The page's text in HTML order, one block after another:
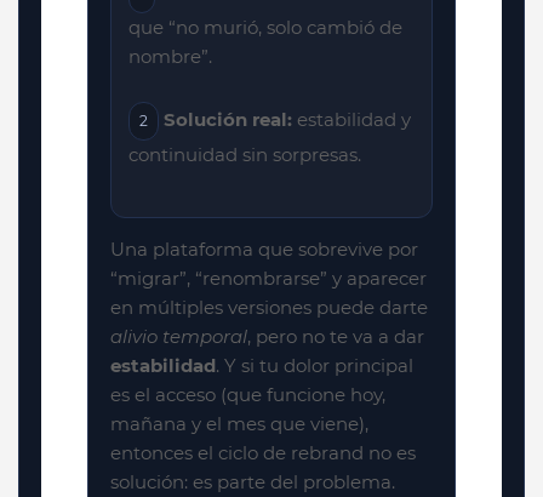
que “no murió, solo cambió de
nombre”.
2 Solución real: estabilidad y
continuidad sin sorpresas.
Una plataforma que sobrevive por
“migrar”, “renombrarse” y aparecer
en múltiples versiones puede darte
alivio temporal, pero no te va a dar
estabilidad. Y si tu dolor principal
es el acceso (que funcione hoy,
mañana y el mes que viene),
entonces el ciclo de rebrand no es
solución: es parte del problema.